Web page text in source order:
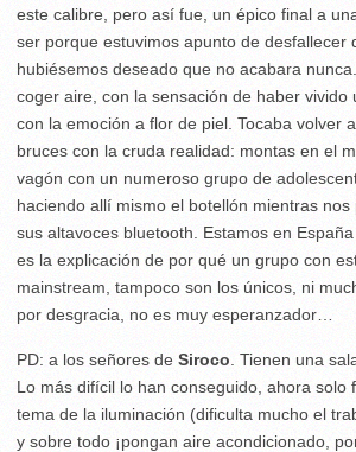
este calibre, pero así fue, un épico final a
ser porque estuvimos apunto de desfallecer
hubiésemos deseado que no acabara
coger aire, con la sensación de haber vivido
con la emoción a flor de piel. Tocaba volver
bruces con la cruda realidad: montas en el
vagón con un numeroso grupo de
haciendo allí mismo el botellón mientras
sus altavoces bluetooth. Estamos en
es la explicación de por qué un grupo con
mainstream, tampoco son los únicos, ni
por desgracia, no es muy esperanzador…
PD: a los señores de Siroco . Tienen una
Lo más difícil lo han conseguido, ahora solo
tema de la iluminación (dificulta mucho el
y sobre todo ¡pongan aire acondicionado,